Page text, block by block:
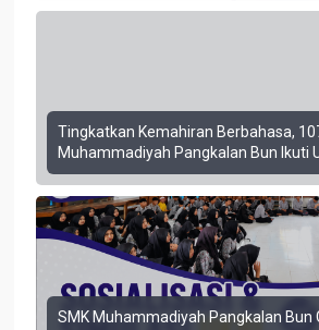
Tingkatkan Kemahiran Berbahasa,
Muhammadiyah Pangkalan Bun Ikuti
SMK Muhammadiyah Pangkalan Bun